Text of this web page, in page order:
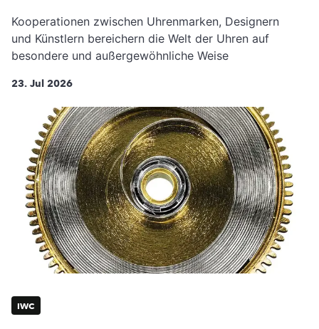
Kooperationen zwischen Uhrenmarken, Designern
und Künstlern bereichern die Welt der Uhren auf
besondere und außergewöhnliche Weise
23. Jul 2026
IWC